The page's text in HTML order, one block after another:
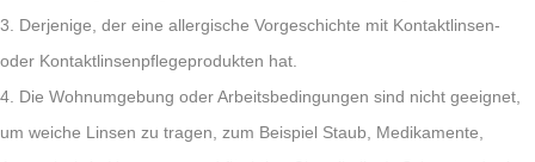
3. Derjenige, der eine allergische Vorgeschichte mit Kontaktlinsen-
oder Kontaktlinsenpflegeprodukten hat.
4. Die Wohnumgebung oder Arbeitsbedingungen sind nicht geeignet,
um weiche Linsen zu tragen, zum Beispiel Staub, Medikamente,